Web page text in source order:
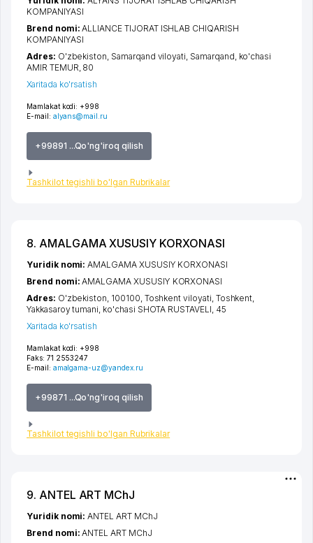
Mamlakat kodi: +998
E-mail: alyans@mail.ru
+99891 ...Qo'ng'iroq qilish
Tashkilot tegishli bo'lgan Rubrikalar
KOMPANIYASI
Brend nomi:ALLIANCE TIJORAT ISHLAB CHIQARISH
KOMPANIYASI
Adres: O'zbekiston, Samarqand viloyati Samarqand ko'chasi
AMIR TEMUR , 80
Xaritada ko'rsatish
8. AMALGAMA XUSUSIY KORXONASI
Mamlakat kodi: +998
Faks: 71 2553247
E-mail: amalgama-uz@yandex.ru
+99871 ...Qo'ng'iroq qilish
Tashkilot tegishli bo'lgan Rubrikalar
Yuridik nomi:AMALGAMA XUSUSIY KORXONASI
Brend nomi:AMALGAMA XUSUSIY KORXONASI
Adres: O'zbekiston, 100100, Toshkent viloyati Toshkent
Yakkasaroy tumani ko'chasi SHOTA RUSTAVELI , 45
Xaritada ko'rsatish
9. ANTEL ART MChJ
Yuridik nomi:ANTEL ART MChJ
Brend nomi:ANTEL ART MChJ